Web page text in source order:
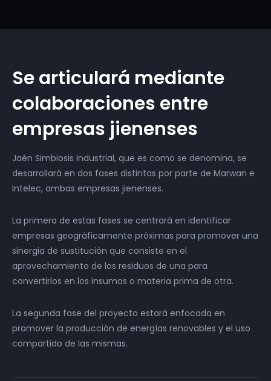
Se articulará mediante
colaboraciones entre
empresas jienenses
Jaén Simbiosis Industrial, que es como se denomina, se
desarrollará en dos fases distintas por parte de Marwan e
Intelec, ambas empresas jienenses.
La primera de estas fases se centrará en identificar
empresas geográficamente próximas para promover una
sinergia de sustitución que consiste en el
aprovechamiento de los residuos de una para
convertirlos en los insumos o materia prima de otra.
La segunda fase del proyecto estará enfocada en
promover la producción de energías renovables y el uso
compartido de las mismas.